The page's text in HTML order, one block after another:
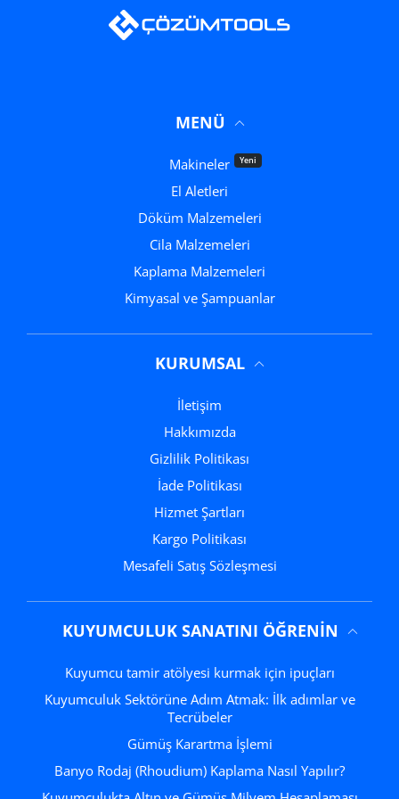
MENÜ
Makineler Yeni
El Aletleri
Döküm Malzemeleri
Cila Malzemeleri
Kaplama Malzemeleri
Kimyasal ve Şampuanlar
KURUMSAL
İletişim
Hakkımızda
Gizlilik Politikası
İade Politikası
Hizmet Şartları
Kargo Politikası
Mesafeli Satış Sözleşmesi
KUYUMCULUK SANATINI ÖĞRENIN
Kuyumcu tamir atölyesi kurmak için ipuçları
Kuyumculuk Sektörüne Adım Atmak: İlk adımlar ve
Tecrübeler
Gümüş Karartma İşlemi
Banyo Rodaj (Rhoudium) Kaplama Nasıl Yapılır?